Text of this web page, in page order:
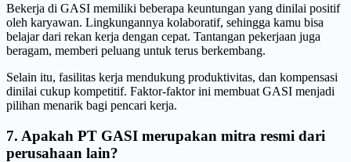
Bekerja di GASI memiliki beberapa keuntungan yang dinilai positif
oleh karyawan. Lingkungannya kolaboratif, sehingga kamu bisa
belajar dari rekan kerja dengan cepat. Tantangan pekerjaan juga
beragam, memberi peluang untuk terus berkembang.
Selain itu, fasilitas kerja mendukung produktivitas, dan kompensasi
dinilai cukup kompetitif. Faktor-faktor ini membuat GASI menjadi
pilihan menarik bagi pencari kerja.
7. Apakah PT GASI merupakan mitra resmi dari
perusahaan lain?